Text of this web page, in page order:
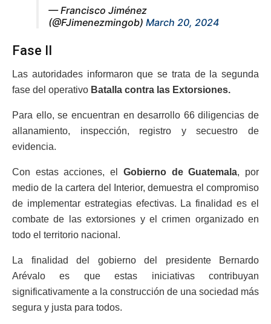
— Francisco Jiménez
(@FJimenezmingob) March 20, 2024
Fase II
Las autoridades informaron que se trata de la segunda
fase del operativo Batalla contra las Extorsiones.
Para ello, se encuentran en desarrollo 66 diligencias de
allanamiento, inspección, registro y secuestro de
evidencia.
Con estas acciones, el Gobierno de Guatemala, por
medio de la cartera del Interior, demuestra el compromiso
de implementar estrategias efectivas. La finalidad es el
combate de las extorsiones y el crimen organizado en
todo el territorio nacional.
La finalidad del gobierno del presidente Bernardo
Arévalo es que estas iniciativas contribuyan
significativamente a la construcción de una sociedad más
segura y justa para todos.